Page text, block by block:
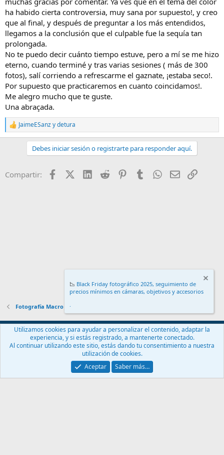
ha habido cierta controversia, muy sana por supuesto!, y creo
que al final, y después de preguntar a los más entendidos,
llegamos a la conclusión que el culpable fue la sequía tan
prolongada.
No te puedo decir cuánto tiempo estuve, pero a mí se me hizo
eterno, cuando terminé y tras varias sesiones ( más de 300
fotos), salí corriendo a refrescarme el gaznate, ¡estaba seco!.
Por supuesto que practicaremos en cuanto coincidamos!.
Me alegro mucho que te guste.
Una abraçada.
R
e
o
JaimeESanzydetura
Debes iniciar sesión o registrarte para responder aquí.
Compartir: FacebookX (Twitter)
LinkedIn
Reddit PinterestTumblr WhatsApp
EmailEnlace
Fotografía Macro
Español (ES)
Contáctanos
Términos y reglas Política de privacidad
Ayuda
Community platform by XenForo® © 2010-2024 XenForo Ltd.
📉 Black Friday fotográfico 2025, seguimiento de
precios mínimos en cámaras, objetivos y accesorios
.
Utilizamos cookies para ayudar a personalizar el contenido, adaptar la
experiencia, y si estás registrado, a mantenerte conectado.
Al continuar utilizando este sitio, estás dando tu consentimiento a nuestra
utilización de cookies.
Aceptar
Saber más…